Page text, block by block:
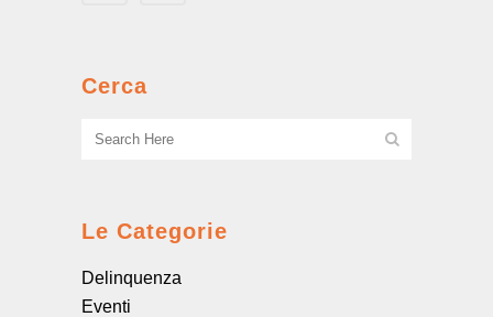
Cerca
Le Categorie
Delinquenza
Eventi